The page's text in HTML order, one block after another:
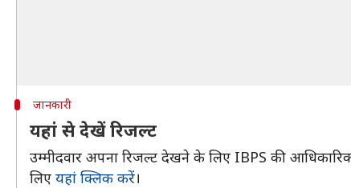
जानकारी
यहां से देखें रिजल्ट
उम्मीदवार अपना रिजल्ट देखने के लिए IBPS की
लिए यहां क्लिक करें।